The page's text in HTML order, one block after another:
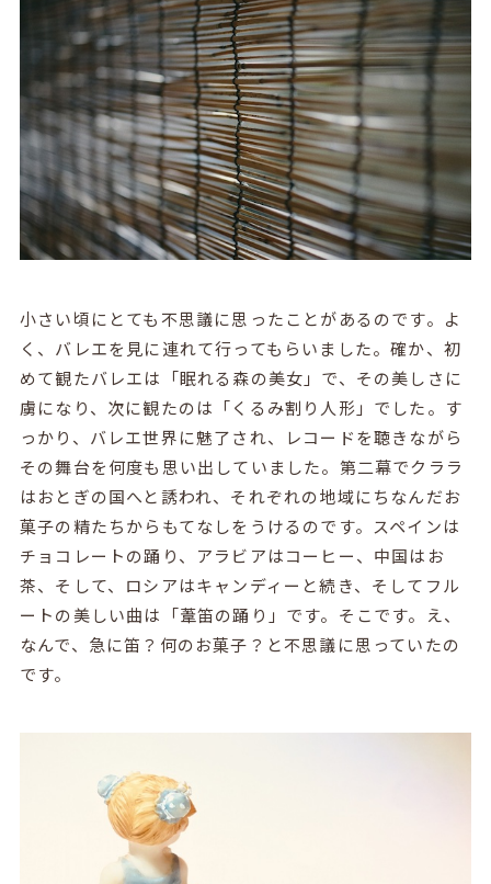
小さい頃にとても不思議に思ったことがあるのです。よ
く、バレエを見に連れて行ってもらいました。確か、初
めて観たバレエは「眠れる森の美女」で、その美しさに
虜になり、次に観たのは「くるみ割り人形」でした。す
っかり、バレエ世界に魅了され、レコードを聴きながら
その舞台を何度も思い出していました。第二幕でクララ
はおとぎの国へと誘われ、それぞれの地域にちなんだお
菓子の精たちからもてなしをうけるのです。スペインは
チョコレートの踊り、アラビアはコーヒー、中国はお
茶、そして、ロシアはキャンディーと続き、そしてフル
ートの美しい曲は「葦笛の踊り」です。そこです。え、
なんで、急に笛？何のお菓子？と不思議に思っていたの
です。